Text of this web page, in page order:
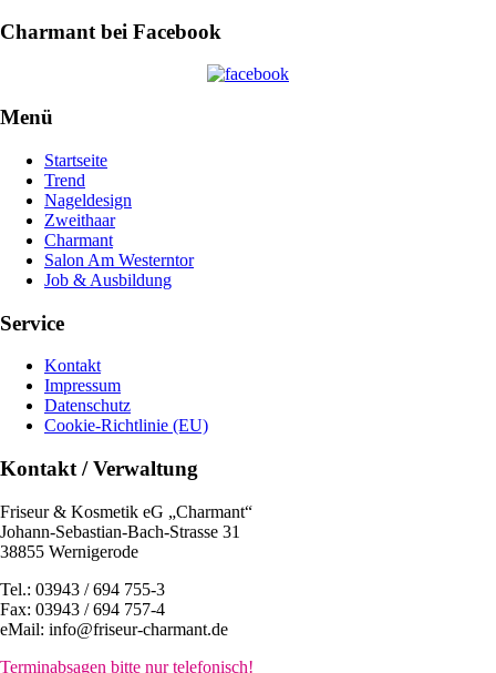
Charmant bei Facebook
Menü
Startseite
Trend
Nageldesign
Zweithaar
Charmant
Salon Am Westerntor
Job & Ausbildung
Service
Kontakt
Impressum
Datenschutz
Cookie-Richtlinie (EU)
Kontakt / Verwaltung
Friseur & Kosmetik eG „Charmant“
Johann-Sebastian-Bach-Strasse 31
38855 Wernigerode
Tel.: 03943 / 694 755-3
Fax: 03943 / 694 757-4
eMail: info@friseur-charmant.de
Terminabsagen bitte nur telefonisch!